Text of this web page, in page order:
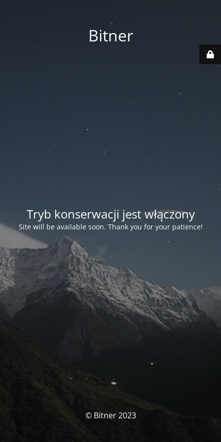
Bitner
Tryb konserwacji jest włączony
Site will be available soon. Thank you for your patience!
© Bitner 2023